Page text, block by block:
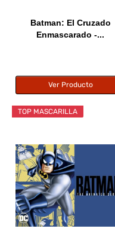
Batman: El Cruzado
Enmascarado -...
Ver Producto
TOP MASCARILLA